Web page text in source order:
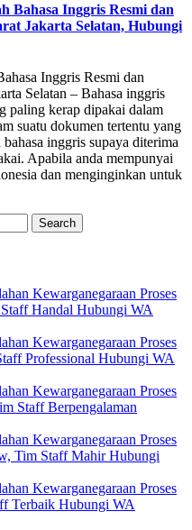
Bahasa Inggris Resmi dan
Jakarta Selatan, Hubungi
Inggris Resmi dan
Selatan – Bahasa inggris
paling kerap dipakai dalam
suatu dokumen tertentu yang
inggris supaya diterima
Apabila anda mempunyai
dan menginginkan untuk
Kewarganegaraan Proses
Handal Hubungi WA
Kewarganegaraan Proses
Professional Hubungi WA
Kewarganegaraan Proses
Staff Berpengalaman
Kewarganegaraan Proses
Tim Staff Mahir Hubungi
Kewarganegaraan Proses
Terbaik Hubungi WA